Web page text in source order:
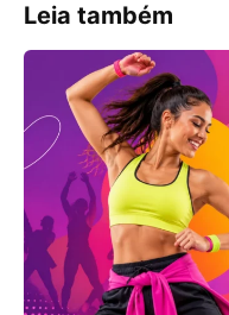
Leia também